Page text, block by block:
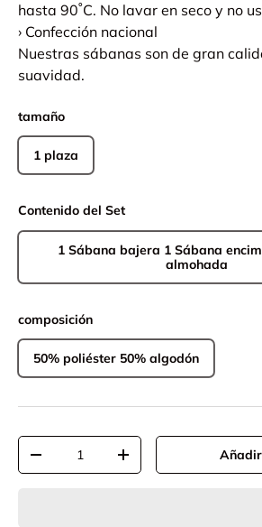
hasta 90˚C. No lavar en seco y no
› Confección nacional
Nuestras sábanas son de gran
suavidad.
tamaño
1 plaza
Contenido del Set
1 Sábana bajera 1 Sábana encimera 1 Funda
almohada
composición
50% poliéster 50% algodón
Cant.
-
+